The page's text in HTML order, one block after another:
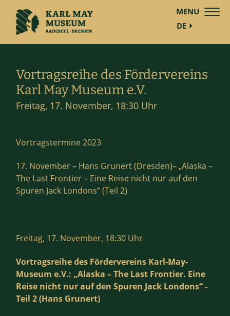
DE
MENU
Vortragsreihe des Fördervereins
Karl May Museum e.V.
Freitag, 17. November, 18:30 Uhr
Vortragstermine 2023
17. November – Hans Grunert (Dresden)– „Alaska –
The Last Frontier – Eine Reise nicht nur auf den
Spuren Jack Londons“ (Teil 2)
Freitag, 17. November, 18:30 Uhr
Vortragsreihe des Fördervereins Karl-May-
Museum e.V.: „Alaska – The Last Frontier. Eine
Reise nicht nur auf den Spuren Jack Londons“ -
Teil 2 (Hans Grunert)